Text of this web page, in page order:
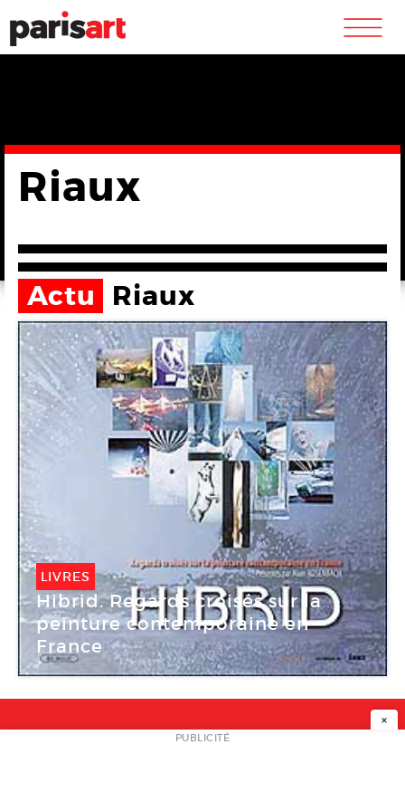
m
Riaux
Actu Riaux
LIVRES
Hibrid. Regards croisés sur la
peinture contemporaine en
France
NEWSLETTER
×
PUBLICITÉ